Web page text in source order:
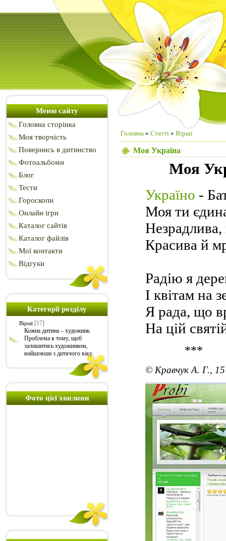
Меню сайту
Головна сторінка
Моя творчість
Повернись в дитинство
Фотоальбоми
Блог
Тести
Гороскопи
Онлайн ігри
Каталог сайтів
Каталог файлів
Мої контакти
Відгуки
Категорії розділу
Вірші [17]
Кожна дитина – художник.
Проблема в тому, щоб
залишитись художником,
вийшовши з дитячого віку.
Фото цієї хвилини
Головна » Статті » Вірші
Моя Україна
Моя
Україно -
Моя ти
Незрадлива,
Красива й
Радію я
І квітам на
Я рада, що
На цій
***
© Кравчук А. Г.,